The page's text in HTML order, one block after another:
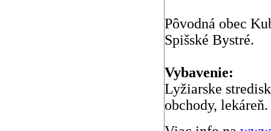
Pôvodná obec
Spišské Bystré.
Vybavenie:
Lyžiarske
obchody, lekáreň.